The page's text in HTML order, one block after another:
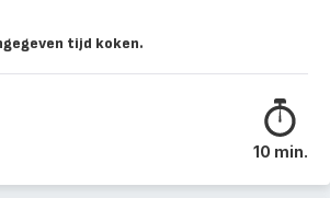
tijd koken.
10 min.